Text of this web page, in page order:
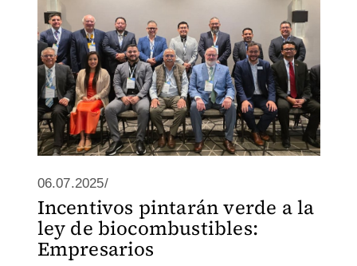
06.07.2025/
Incentivos pintarán verde a la
ley de biocombustibles:
Empresarios